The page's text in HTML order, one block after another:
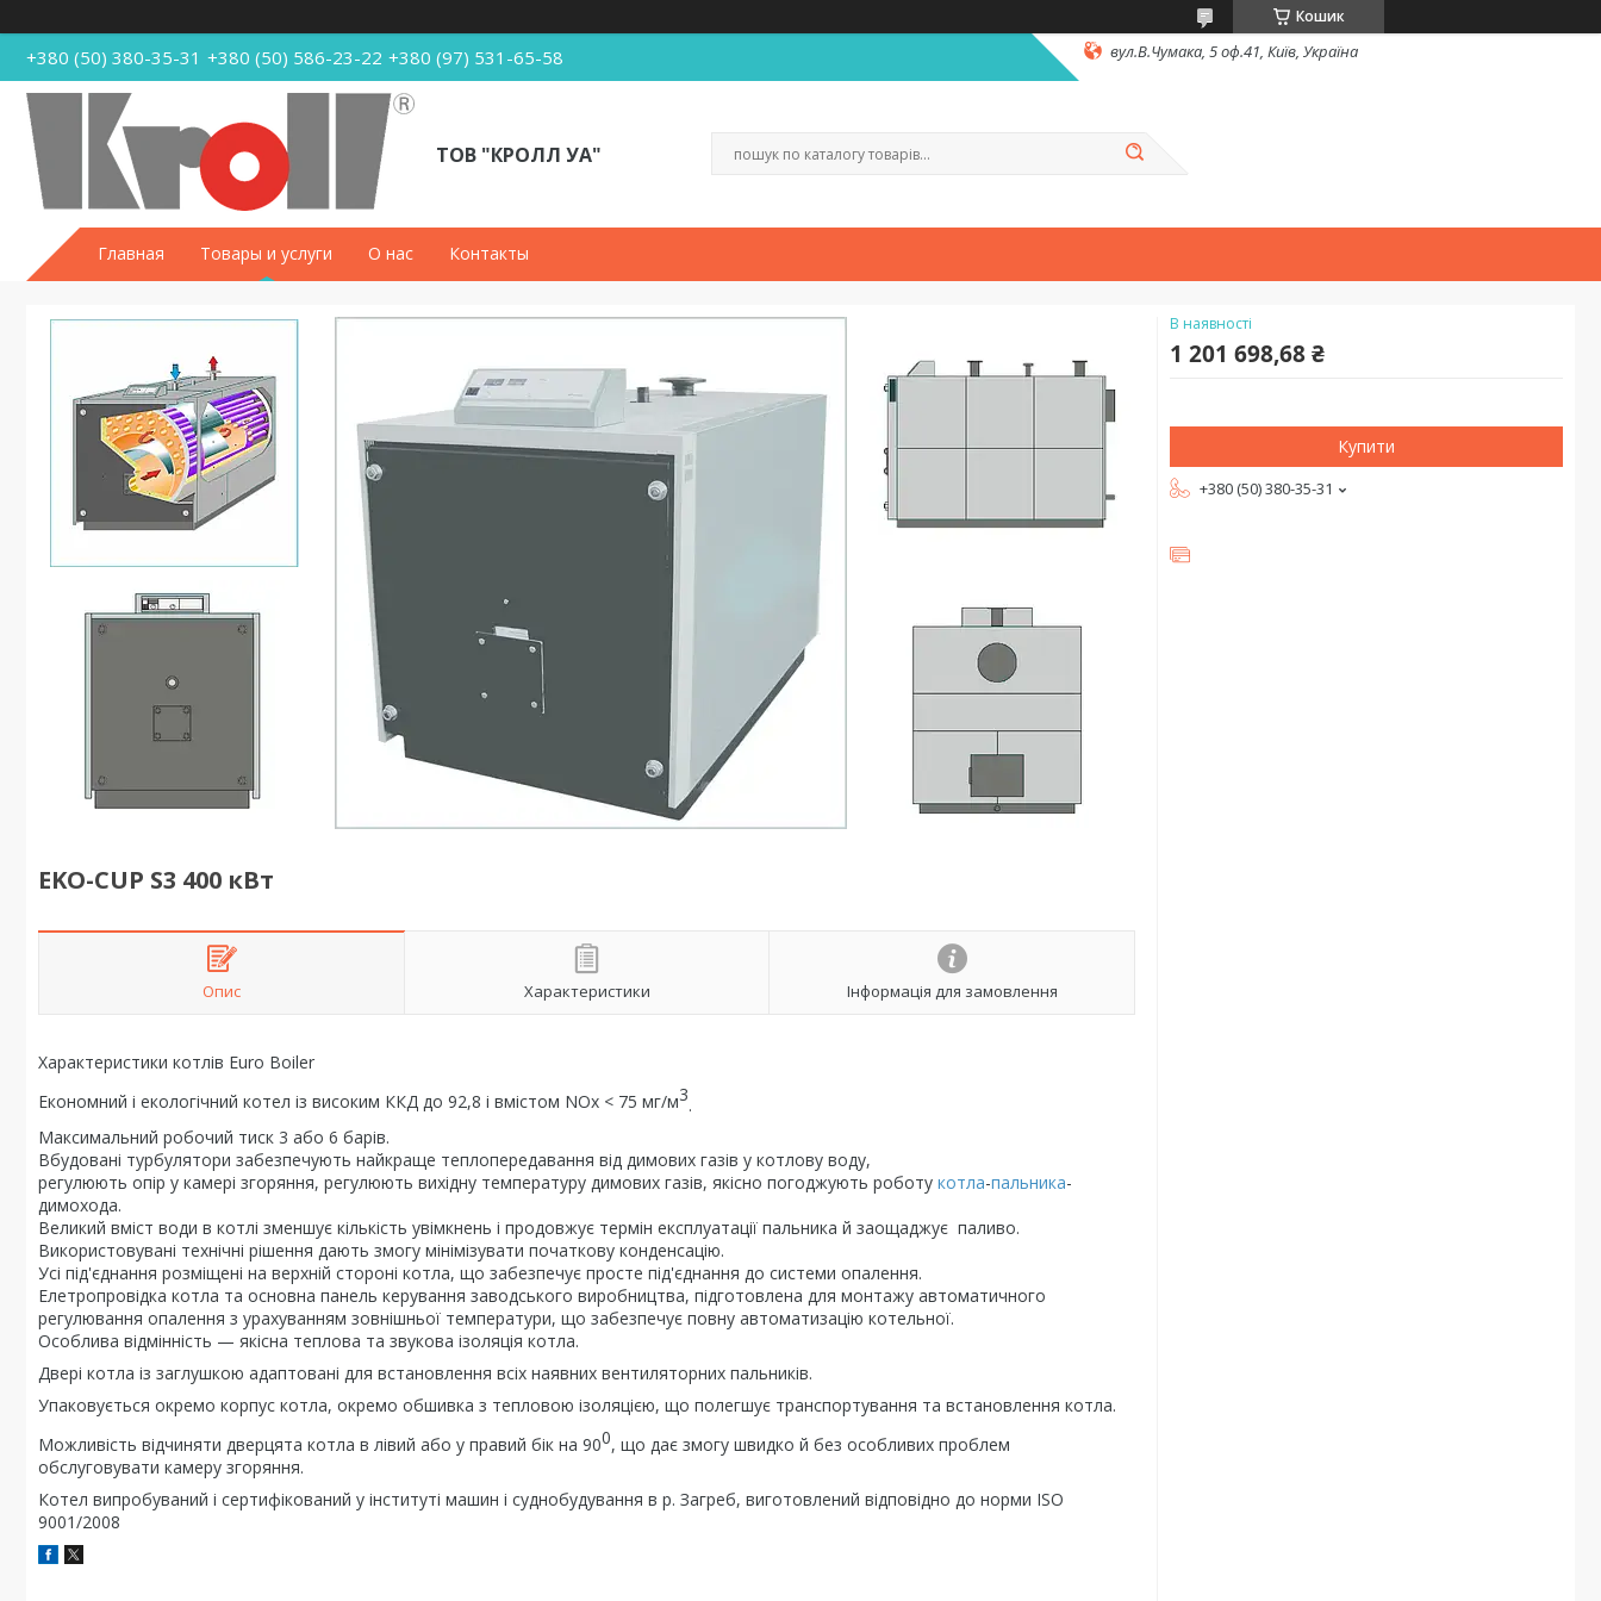
Кошик
+380 (50) 380-35-31 +380 (50) 586-23-22 +380 (97) 531-65-58 вул.В.Чумака, 5 оф.41, Київ, Україна
ТОВ "КРОЛЛ УА"
Главная Товары и услуги О нас Контакты
EKO-CUP S3 400 кВт
Опис Характеристики Інформація для замовлення
Характеристики котлів Euro Boiler
Економний і екологічний котел із високим ККД до 92,8 і вмістом NOx < 75 мг/м3.
Максимальний робочий тиск 3 або 6 барів.
Вбудовані турбулятори забезпечують найкраще теплопередавання від димових газів у котлову воду,
регулюють опір у камері згоряння, регулюють вихідну температуру димових газів, якісно погоджують роботу котла-пальника-
димохода.
Великий вміст води в котлі зменшує кількість увімкнень і продовжує термін експлуатації пальника й заощаджує паливо.
Використовувані технічні рішення дають змогу мінімізувати початкову конденсацію.
Усі під'єднання розміщені на верхній стороні котла, що забезпечує просте під'єднання до системи опалення.
Елетропровідка котла та основна панель керування заводського виробництва, підготовлена для монтажу автоматичного
регулювання опалення з урахуванням зовнішньої температури, що забезпечує повну автоматизацію котельної.
Особлива відмінність — якісна теплова та звукова ізоляція котла.
Двері котла із заглушкою адаптовані для встановлення всіх наявних вентиляторних пальників.
Упаковується окремо корпус котла, окремо обшивка з тепловою ізоляцією, що полегшує транспортування та встановлення котла.
Можливість відчиняти дверцята котла в лівий або у правий бік на 900, що дає змогу швидко й без особливих проблем
обслуговувати камеру згоряння.
Котел випробуваний і сертифікований у інституті машин і суднобудування в р. Загреб, виготовлений відповідно до норми ISO
9001/2008
В наявності
1 201 698,68 ₴
Купити
+380 (50) 380-35-31